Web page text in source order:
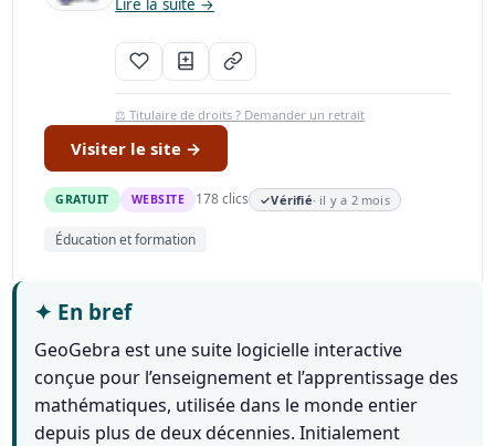
Lire la suite →
⚖️ Titulaire de droits ? Demander un retrait
Visiter le site →
GRATUIT WEBSITE 178 clics ✓Vérifié· il y a 2 mois
Éducation et formation
✦ En bref
GeoGebra est une suite logicielle interactive
conçue pour l’enseignement et l’apprentissage des
mathématiques, utilisée dans le monde entier
depuis plus de deux décennies. Initialement